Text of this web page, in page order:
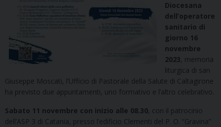
Diocesana
dell’operatore
sanitario di
giorno 16
novembre
2023, memoria
liturgica di san
Giuseppe Moscati, l’Ufficio di Pastorale della Salute di Caltagirone
ha previsto due appuntamenti, uno formativo e l’altro celebrativo.
Sabato 11 novembre con inizio alle 08.30, con il patrocinio
dell’ASP 3 di Catania, presso l’edificio Clementi del P. O. “Gravina”